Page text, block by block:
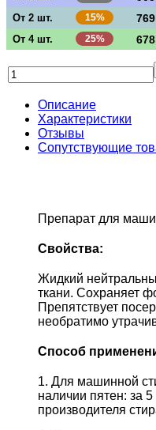
От 2 шт. 15%
От 4 шт. 25%
Описание
Характеристики
Отзывы
Сопутствующие
Препарат для
Свойства:
Жидкий
ткани. Сохраняет
Препятствует
необратимо
Способ
1. Для машинной
наличии пятен: за
производителя